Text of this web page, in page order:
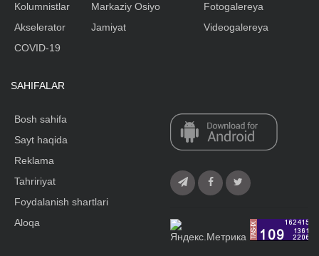
Kolumnistlar
Akselerator
Markaziy Osiyo
Jamiyat
Fotogalereya
Videogalereya
COVID-19
SAHIFALAR
Bosh sahifa
Sayt haqida
Reklama
Tahririyat
Foydalanish shartlari
Aloqa